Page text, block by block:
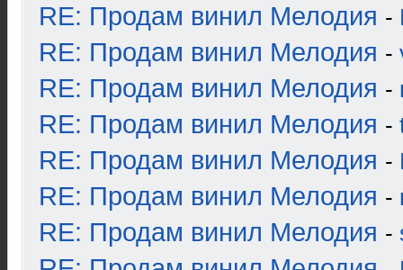
RE: Продам винил Мелодия -
RE: Продам винил Мелодия -
RE: Продам винил Мелодия -
RE: Продам винил Мелодия -
RE: Продам винил Мелодия -
RE: Продам винил Мелодия -
RE: Продам винил Мелодия -